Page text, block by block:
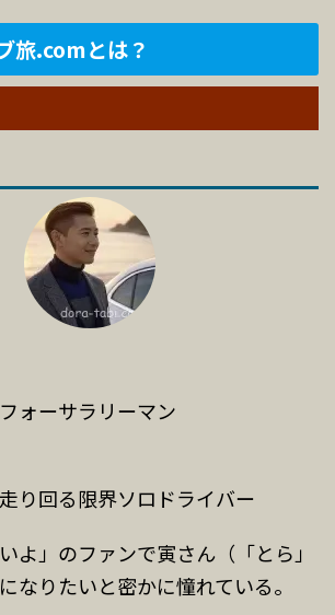
旅.comとは？
ォーサラリーマン
り回る限界ソロドライバー
よ」のファンで寅さん（「とら」
なりたいと密かに憧れている。